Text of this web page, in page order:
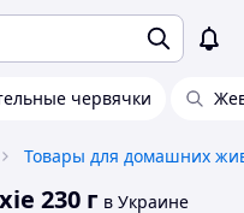
червячки
230 г в Украине